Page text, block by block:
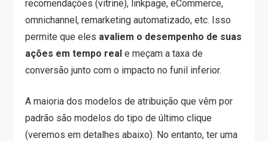
recomendações (vitrine), linkpage, eCommerce,
omnichannel, remarketing automatizado, etc. Isso
permite que eles avaliem o desempenho de suas
ações em tempo real e meçam a taxa de
conversão junto com o impacto no funil inferior.
A maioria dos modelos de atribuição que vêm por
padrão são modelos do tipo de último clique
(veremos em detalhes abaixo). No entanto, ter uma